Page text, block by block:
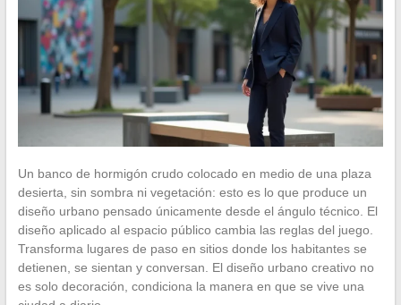
Un banco de hormigón crudo colocado en medio de una plaza
desierta, sin sombra ni vegetación: esto es lo que produce un
diseño urbano pensado únicamente desde el ángulo técnico. El
diseño aplicado al espacio público cambia las reglas del juego.
Transforma lugares de paso en sitios donde los habitantes se
detienen, se sientan y conversan. El diseño urbano creativo no
es solo decoración, condiciona la manera en que se vive una